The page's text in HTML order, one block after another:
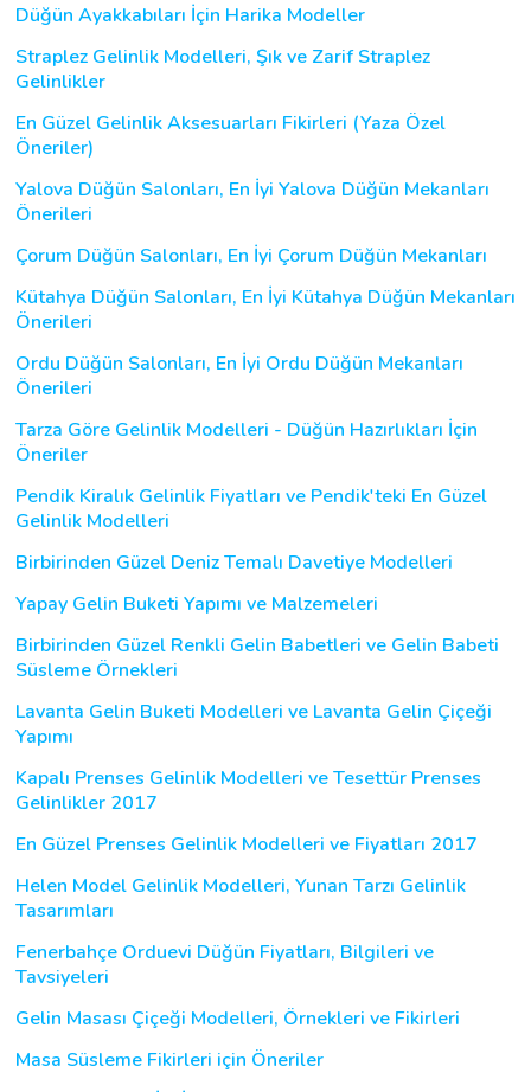
Düğün Ayakkabıları İçin Harika Modeller
Straplez Gelinlik Modelleri, Şık ve Zarif Straplez
Gelinlikler
En Güzel Gelinlik Aksesuarları Fikirleri (Yaza Özel
Öneriler)
Yalova Düğün Salonları, En İyi Yalova Düğün Mekanları
Önerileri
Çorum Düğün Salonları, En İyi Çorum Düğün Mekanları
Kütahya Düğün Salonları, En İyi Kütahya Düğün Mekanları
Önerileri
Ordu Düğün Salonları, En İyi Ordu Düğün Mekanları
Önerileri
Tarza Göre Gelinlik Modelleri - Düğün Hazırlıkları İçin
Öneriler
Pendik Kiralık Gelinlik Fiyatları ve Pendik'teki En Güzel
Gelinlik Modelleri
Birbirinden Güzel Deniz Temalı Davetiye Modelleri
Yapay Gelin Buketi Yapımı ve Malzemeleri
Birbirinden Güzel Renkli Gelin Babetleri ve Gelin Babeti
Süsleme Örnekleri
Lavanta Gelin Buketi Modelleri ve Lavanta Gelin Çiçeği
Yapımı
Kapalı Prenses Gelinlik Modelleri ve Tesettür Prenses
Gelinlikler 2017
En Güzel Prenses Gelinlik Modelleri ve Fiyatları 2017
Helen Model Gelinlik Modelleri, Yunan Tarzı Gelinlik
Tasarımları
Fenerbahçe Orduevi Düğün Fiyatları, Bilgileri ve
Tavsiyeleri
Gelin Masası Çiçeği Modelleri, Örnekleri ve Fikirleri
Masa Süsleme Fikirleri için Öneriler